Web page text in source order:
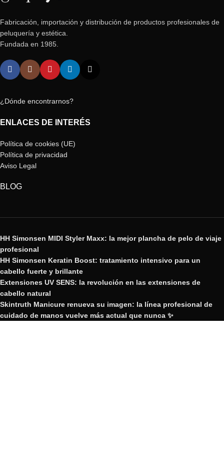
Fabricación, importación y distribución de productos profesionales de
peluquería y estética.
Fundada en 1985.
¿Dónde encontrarnos?
ENLACES DE INTERÉS
Política de cookies (UE)
Política de privacidad
Aviso Legal
BLOG
HH Simonsen MIDI Styler Maxx: la mejor plancha de pelo de viaje
profesional
HH Simonsen Keratin Boost: tratamiento intensivo para un
cabello fuerte y brillante
Extensiones UV SENS: la revolución en las extensiones de
cabello natural
Skintruth Manicure renueva su imagen: la línea profesional de
cuidado de manos vuelve más actual que nunca ✨